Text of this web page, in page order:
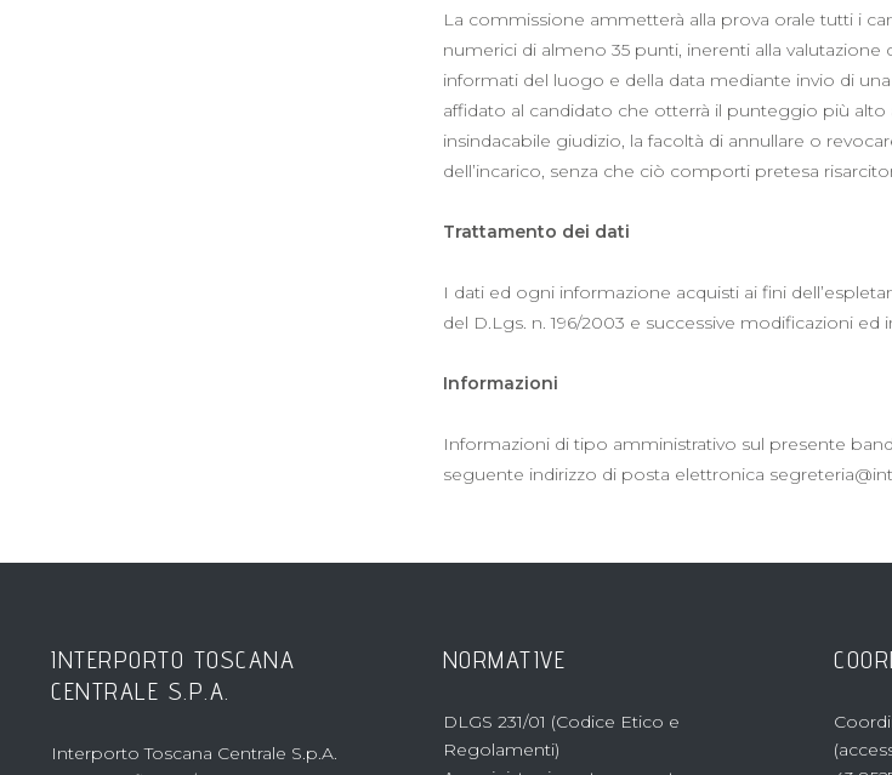
La commissione ammetterà alla prova orale tutti i
numerici di almeno 35 punti, inerenti alla
informati del luogo e della data mediante invio di
affidato al candidato che otterrà il punteggio più alto
insindacabile giudizio, la facoltà di annullare o
dell’incarico, senza che ciò comporti pretesa
Trattamento dei dati
I dati ed ogni informazione acquisti ai fini
del D.Lgs. n. 196/2003 e successive modificazioni ed
Informazioni
Informazioni di tipo amministrativo sul presente
seguente indirizzo di posta elettronica
INTERPORTO TOSCANA
CENTRALE S.P.A.
Interporto Toscana Centrale S.p.A.
NORMATIVE
DLGS 231/01 (Codice Etico e
Regolamenti)